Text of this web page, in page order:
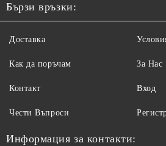
Бързи връзки:
Доставка
Как да поръчам
Контакт
Чести Въпроси
За Нас
Вход
Информация за контакти: